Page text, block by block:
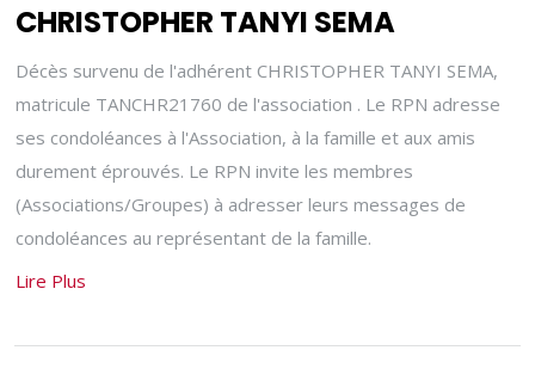
CHRISTOPHER TANYI SEMA
Décès survenu de l'adhérent CHRISTOPHER TANYI SEMA,
matricule TANCHR21760 de l'association . Le RPN adresse
ses condoléances à l'Association, à la famille et aux amis
durement éprouvés. Le RPN invite les membres
(Associations/Groupes) à adresser leurs messages de
condoléances au représentant de la famille.
Lire Plus